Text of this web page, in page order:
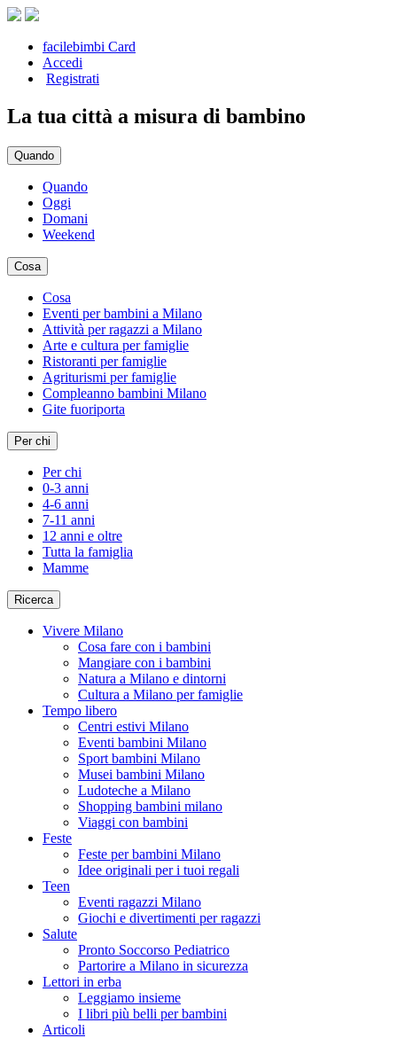
facilebimbi Card
Accedi
Registrati
La tua città a misura di bambino
Quando
Quando
Oggi
Domani
Weekend
Cosa
Cosa
Eventi per bambini a Milano
Attività per ragazzi a Milano
Arte e cultura per famiglie
Ristoranti per famiglie
Agriturismi per famiglie
Compleanno bambini Milano
Gite fuoriporta
Per chi
Per chi
0-3 anni
4-6 anni
7-11 anni
12 anni e oltre
Tutta la famiglia
Mamme
Ricerca
Vivere Milano
Cosa fare con i bambini
Mangiare con i bambini
Natura a Milano e dintorni
Cultura a Milano per famiglie
Tempo libero
Centri estivi Milano
Eventi bambini Milano
Sport bambini Milano
Musei bambini Milano
Ludoteche a Milano
Shopping bambini milano
Viaggi con bambini
Feste
Feste per bambini Milano
Idee originali per i tuoi regali
Teen
Eventi ragazzi Milano
Giochi e divertimenti per ragazzi
Salute
Pronto Soccorso Pediatrico
Partorire a Milano in sicurezza
Lettori in erba
Leggiamo insieme
I libri più belli per bambini
Articoli